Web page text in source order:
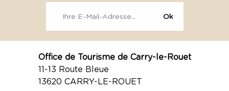
Office de Tourisme de Carry-le-Rouet
11-13 Route Bleue
13620 CARRY-LE-ROUET